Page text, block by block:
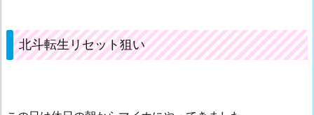
北斗転生リセット狙い